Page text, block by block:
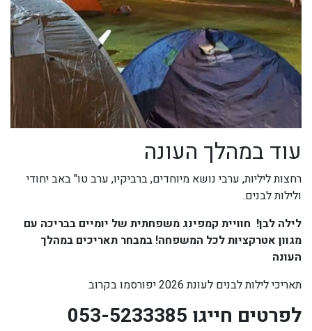
עוד במהלך העונה
רחצות ליליות, ערבי נושא מיוחדים, ברביקיו, ערב טו" באב יחודי
ולילות לבנים.
לילה לבן! חוויית קמפינג משפחתית של יומיים בבריכה עם
מגוון אטרקציות לכל המשפחה! במבחר תאריכים במהלך
העונה
תאריכי לילות לבנים לעונת 2026 יפורסמו בקרוב
לפרטים חייגו 053-5233385